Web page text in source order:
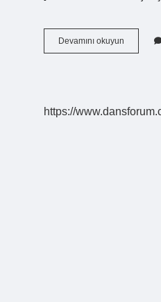
Devamını okuyun
Elektrik
Edebilirim
https://